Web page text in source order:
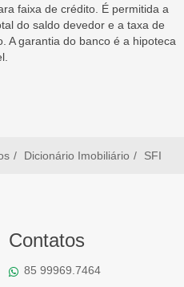
faixa de crédito. É permitida a
do saldo devedor e a taxa de
A garantia do banco é a hipoteca
Dicionário Imobiliário SFI
Contatos
85 99969.7464